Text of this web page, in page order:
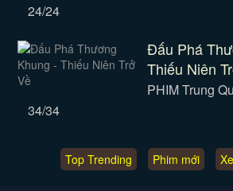
24/24
Đấu Phá
Thiếu Niên
PHIM Trung
34/34
Top Trending Phim mới